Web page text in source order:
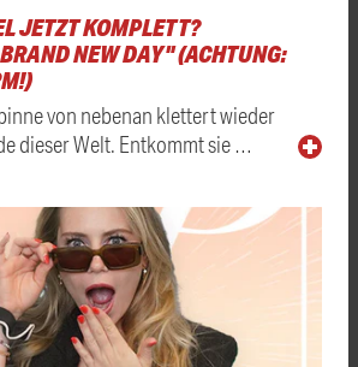
JETZT KOMPLETT?
NEW DAY" (ACHTUNG:
von nebenan klettert wieder
dieser Welt. Entkommt sie …